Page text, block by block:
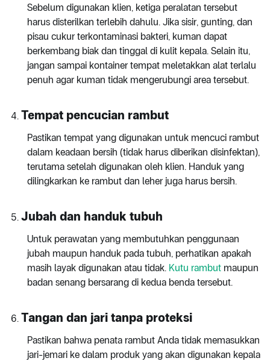
Sebelum digunakan klien, ketiga peralatan tersebut
harus disterilkan terlebih dahulu. Jika sisir, gunting, dan
pisau cukur terkontaminasi bakteri, kuman dapat
berkembang biak dan tinggal di kulit kepala. Selain itu,
jangan sampai kontainer tempat meletakkan alat terlalu
penuh agar kuman tidak mengerubungi area tersebut.
Tempat pencucian rambut
Pastikan tempat yang digunakan untuk mencuci rambut
dalam keadaan bersih (tidak harus diberikan disinfektan),
terutama setelah digunakan oleh klien. Handuk yang
dilingkarkan ke rambut dan leher juga harus bersih.
Jubah dan handuk tubuh
Untuk perawatan yang membutuhkan penggunaan
jubah maupun handuk pada tubuh, perhatikan apakah
masih layak digunakan atau tidak. Kutu rambut maupun
badan senang bersarang di kedua benda tersebut.
Tangan dan jari tanpa proteksi
Pastikan bahwa penata rambut Anda tidak memasukkan
jari-jemari ke dalam produk yang akan digunakan kepala